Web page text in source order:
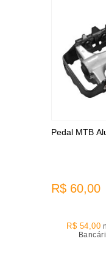
Pedal MTB
R$ 60,00
R$ 54,00 no